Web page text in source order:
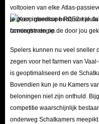
Exile 2-items koopt. De
redelijke antwoord.
aangedrongen. Uw POE 2
uitgevoerd. Zelfs als de
kunnen we het bedrag
IGGM.com is de beste plek om
voltooien van elke Atlas-
je geen interesse hebt, wat je
concentreren op de door jou
Spelers kunnen nu veel sneller
zegen voor het farmen van
is geoptimaliseerd en de
Bovendien kun je nu Kamers
beloningen niet zijn onthuld.
competitie waarschijnlijk
onderweg Schatkamers meepikt.